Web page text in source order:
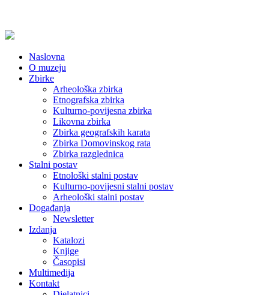
Naslovna
O muzeju
Zbirke
Arheološka zbirka
Etnografska zbirka
Kulturno-povijesna zbirka
Likovna zbirka
Zbirka geografskih karata
Zbirka Domovinskog rata
Zbirka razglednica
Stalni postav
Etnološki stalni postav
Kulturno-povijesni stalni postav
Arheološki stalni postav
Događanja
Newsletter
Izdanja
Katalozi
Knjige
Časopisi
Multimedija
Kontakt